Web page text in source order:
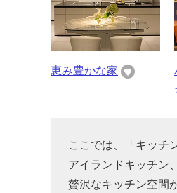
恵み豊かな家
ここでは、「キッチ
アイランドキッチン
贅沢なキッチン空間